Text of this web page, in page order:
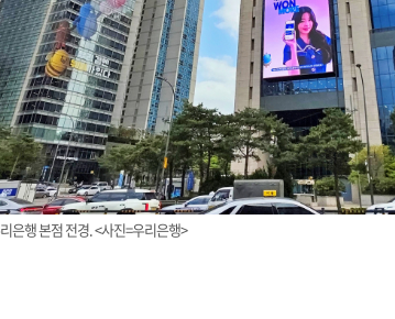
은행 본점 전경. <사진=우리은행>